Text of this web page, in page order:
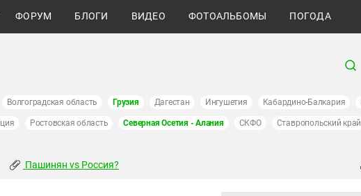
ФОРУМ БЛОГИ ВИДЕО ФОТОАЛЬБОМЫ ПОГОДА
Волгоградская область Грузия Дагестан Ингушетия Кабардино-Балкария
Ростовская область Северная Осетия - Алания СКФО Ставропольский край
Пашинян vs Россия?